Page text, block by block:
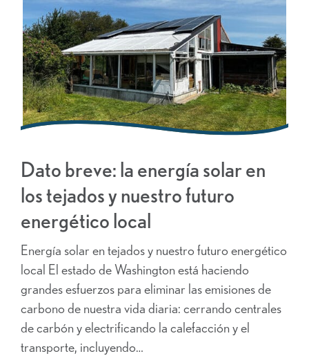
Dato breve: la energía solar en
los tejados y nuestro futuro
energético local
Energía solar en tejados y nuestro futuro energético
local El estado de Washington está haciendo
grandes esfuerzos para eliminar las emisiones de
carbono de nuestra vida diaria: cerrando centrales
de carbón y electrificando la calefacción y el
transporte, incluyendo…